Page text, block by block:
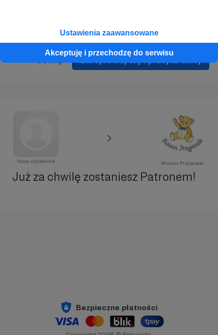
Ustawienia zaawansowane
Akceptuję i przechodzę do serwisu
Zarejestruj się i przejdź dalej
Nowy użytkownik Misiowi Przyjaciele
Już za chwilę zostaniesz Patronem!
Bezpieczne płatności